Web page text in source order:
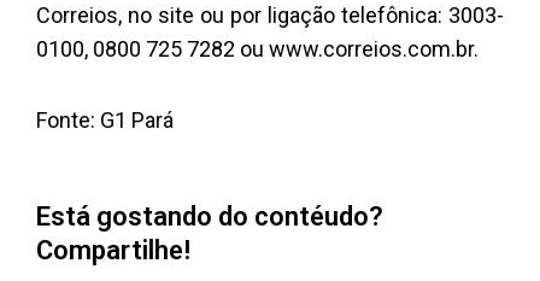
Correios, no site ou por ligação telefônica: 3003-
0100, 0800 725 7282 ou www.correios.com.br.
Fonte: G1 Pará
Está gostando do contéudo?
Compartilhe!